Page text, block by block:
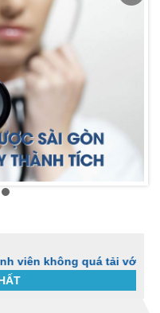
quá tải với ngành Sư